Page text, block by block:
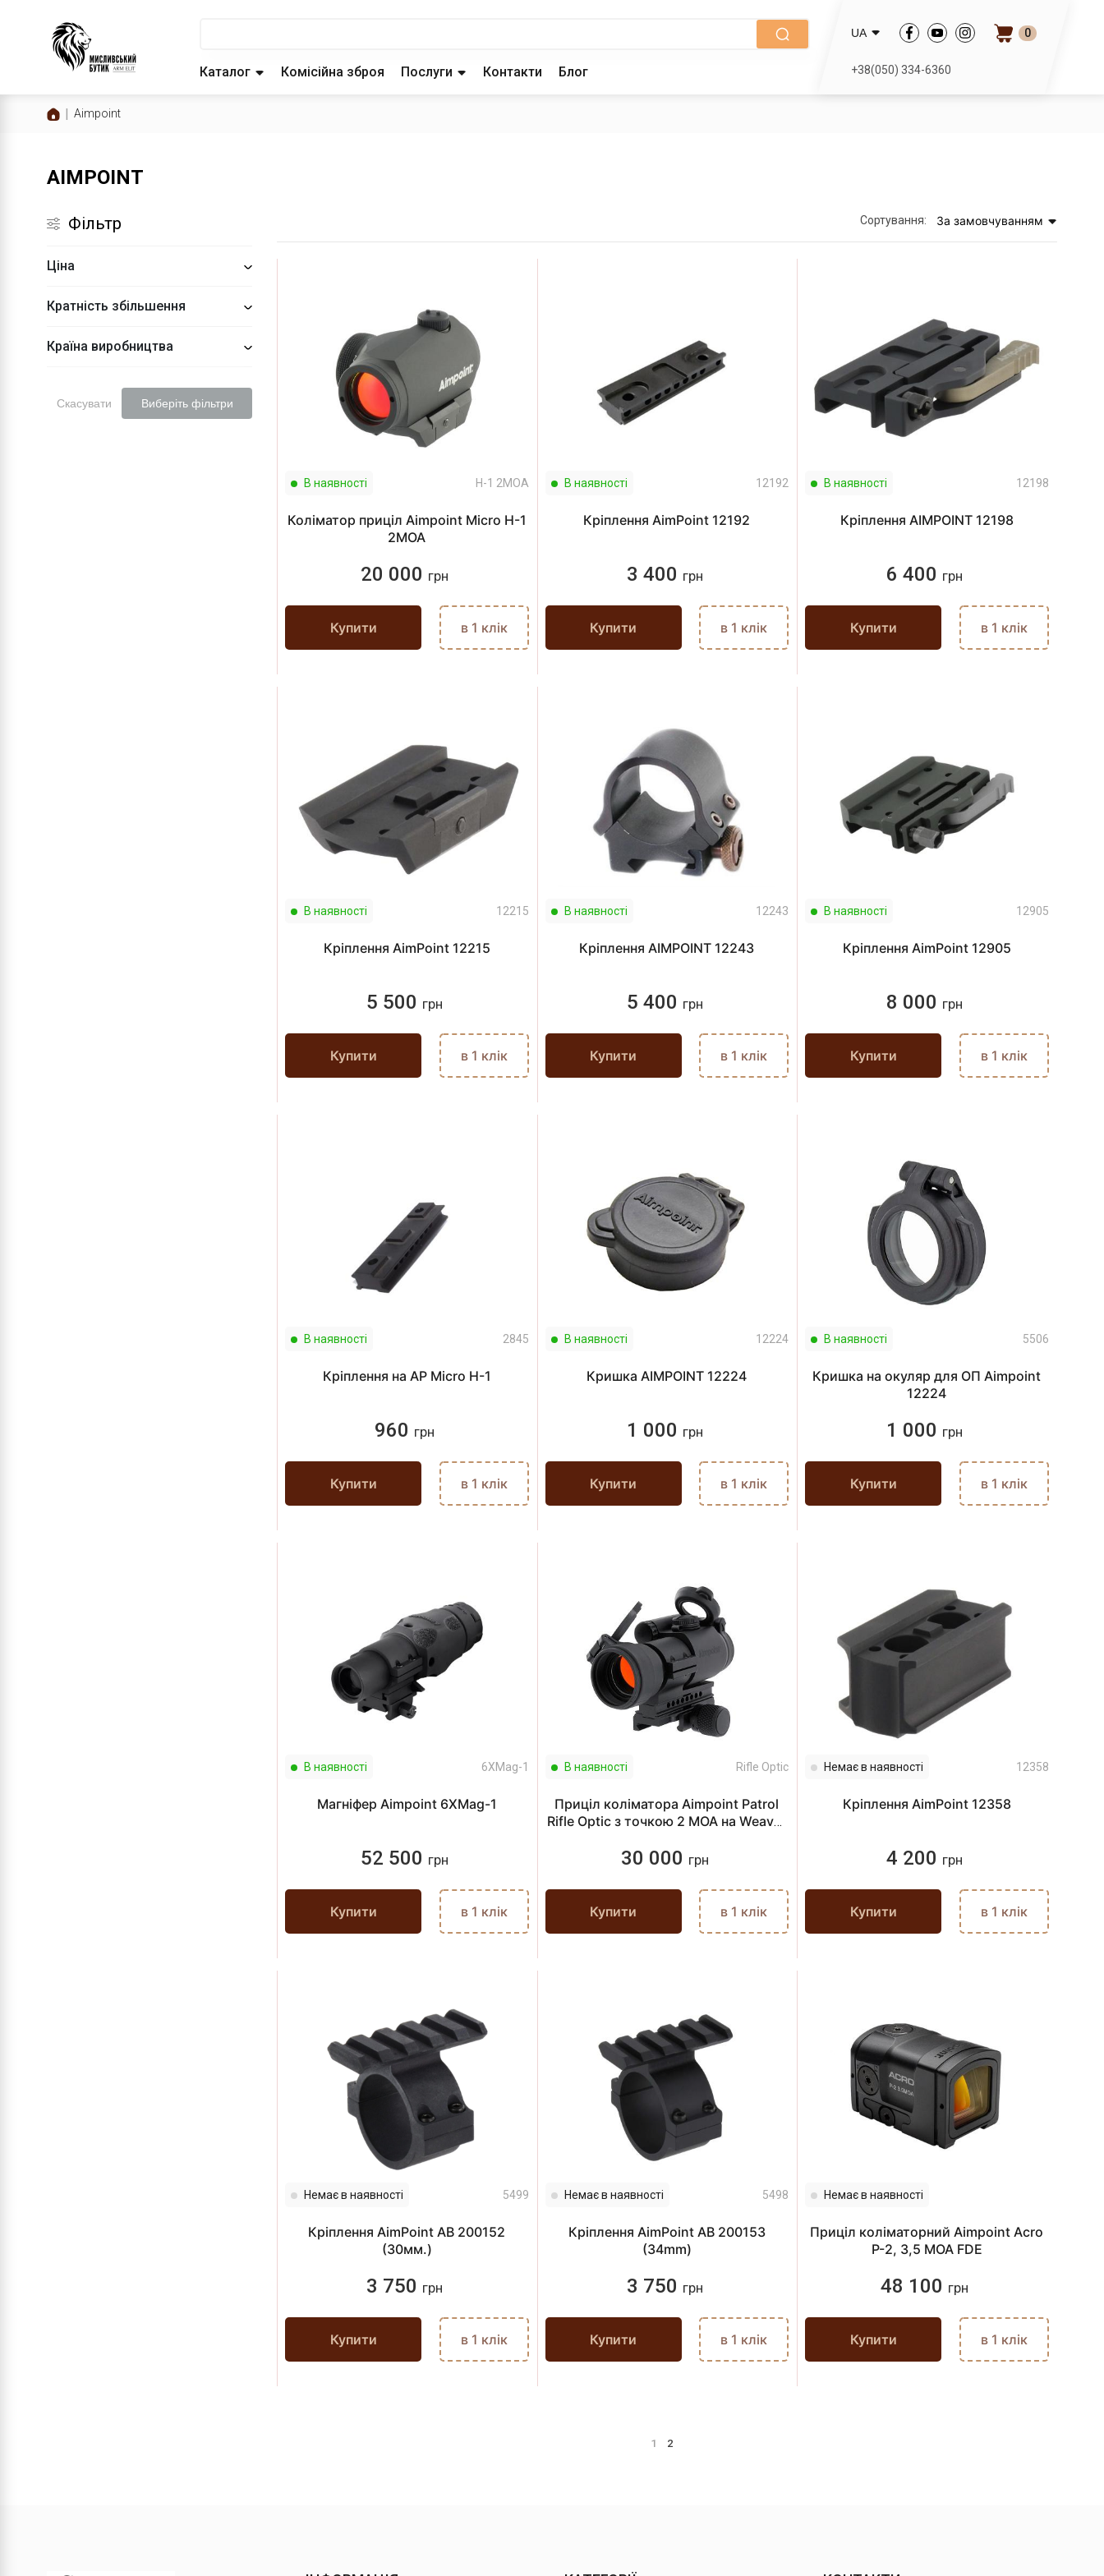
Каталог Комісійна зброя Послуги Контакти Блог
UA 0
+38(050) 334-6360
Aimpoint
AIMPOINT
Фільтр
Ціна
Кратність збільшення
Країна виробництва
Скасувати Виберіть фільтри
Сортування: За замовчуванням
В наявності H-1 2МОА
Коліматор приціл Aimpoint Micro H-1
2МОА
20 000 грн
Купити в 1 клік
В наявності 12192
Кріплення AimPoint 12192
3 400 грн
Купити в 1 клік
В наявності 12198
Кріплення AIMPOINT 12198
6 400 грн
Купити в 1 клік
В наявності 12215
Кріплення AimPoint 12215
5 500 грн
Купити в 1 клік
В наявності 12243
Кріплення AIMPOINT 12243
5 400 грн
Купити в 1 клік
В наявності 12905
Кріплення AimPoint 12905
8 000 грн
Купити в 1 клік
В наявності 2845
Кріплення на AP Micro H-1
960 грн
Купити в 1 клік
В наявності 12224
Кришка AIMPOINT 12224
1 000 грн
Купити в 1 клік
В наявності 5506
Кришка на окуляр для ОП Aimpoint
12224
1 000 грн
Купити в 1 клік
В наявності 6XMag-1
Магніфер Aimpoint 6XMag-1
52 500 грн
Купити в 1 клік
В наявності Rifle Optic
Приціл коліматора Aimpoint Patrol
Rifle Optic з точкою 2 МОА на Weaver
30 000 грн
Купити в 1 клік
Немає в наявності 12358
Кріплення AimPoint 12358
4 200 грн
Купити в 1 клік
Немає в наявності 5499
Кріплення AimPoint AB 200152
(30мм.)
3 750 грн
Купити в 1 клік
Немає в наявності 5498
Кріплення AimPoint AB 200153
(34mm)
3 750 грн
Купити в 1 клік
Немає в наявності
Приціл коліматорний Aimpoint Acro
P-2, 3,5 MOA FDE
48 100 грн
Купити в 1 клік
1 2